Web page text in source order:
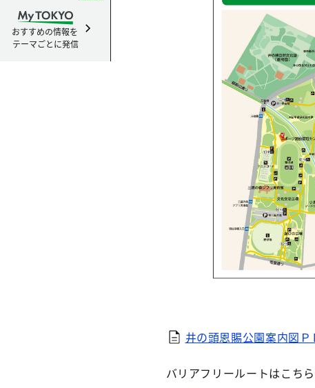
おすすめの情報を
テーマごとに発信
井の頭恩賜公園案内図
バリアフリールートはこち